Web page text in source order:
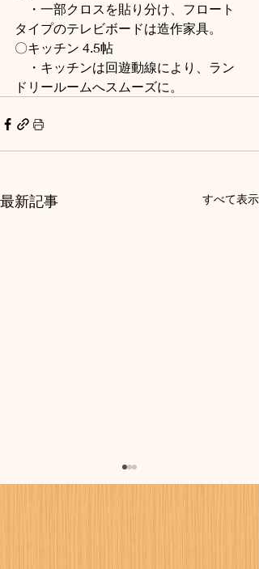
・一部クロスを貼り分け、フロート
タイプのテレビボードは造作家具。
〇キッチン 4.5帖
・キッチンは回遊動線により、ラン
ドリールームへスムーズに。
最新記事 すべて表示